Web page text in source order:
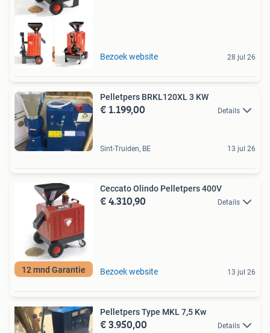
12 mnd Garantie Bezoek website 28 jul 26
Pelletpers BRKL120XL 3 KW
€ 1.199,00 Details
Sint-Truiden, BE 13 jul 26
12 mnd Garantie
Ceccato Olindo Pelletpers 400V
€ 4.310,90 Details
Bezoek website 13 jul 26
Pelletpers Type MKL 7,5 Kw
€ 3.950,00 Details